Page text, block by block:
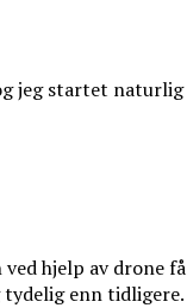
jeg startet naturlig
hjelp av drone få
enn tidligere.